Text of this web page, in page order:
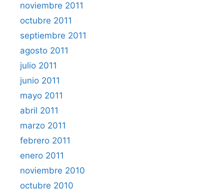
noviembre 2011
octubre 2011
septiembre 2011
agosto 2011
julio 2011
junio 2011
mayo 2011
abril 2011
marzo 2011
febrero 2011
enero 2011
noviembre 2010
octubre 2010